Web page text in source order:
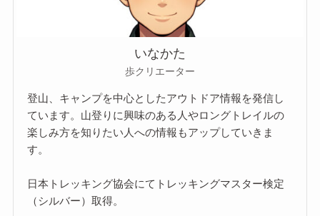
いなかた
歩クリエーター
登山、キャンプを中心としたアウトドア情報を発信し
ています。山登りに興味のある人やロングトレイルの
楽しみ方を知りたい人への情報もアップしていきま
す。
日本トレッキング協会にてトレッキングマスター検定
（シルバー）取得。